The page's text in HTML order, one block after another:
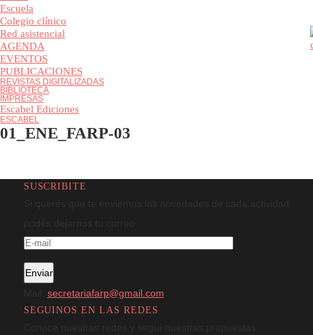
FORO
Escuela
Colegio clínico
Red asistencial
AGENDA
EVENTOS
PUBLICACIONES
REVISTAS DIGITALIZADAS
BIBLIOTECA
IMPRESAS
Escabel Ediciones
ESCABEL
podés dejarnos tu correo
Mail:secretariafarp@gmail.com